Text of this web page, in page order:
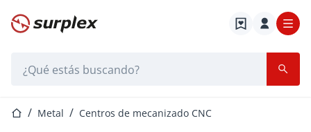
Página de inicio
Página de inicio
Metal Centros de mecanizado CNC